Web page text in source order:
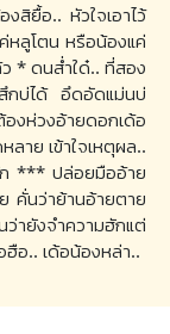
งสิยื้อ.. หัวใจเอาไว้
หลูโตน หรือน้องแค่
ว * ดนส่ำใด๋.. ที่สอง
สึกบ่ได้ อึดอัดแม่นบ่
องห่วงอ้ายดอกเด้อ
ลาย เข้าใจเหตุผล..
ก *** ปล่อยมืออ้าย
คั่นว่าย้านอ้ายตาย
ายังจำความฮักแต่
อ.. เด้อน้องหล่า..